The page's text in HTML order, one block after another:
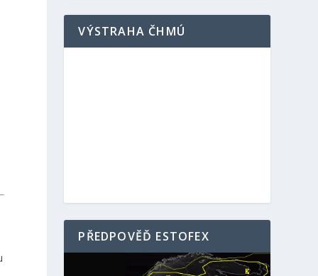
VÝSTRAHA ČHMÚ
PŘEDPOVĚĎ ESTOFEX